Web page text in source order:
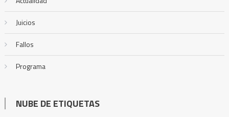
Juicios
Fallos
Programa
NUBE DE ETIQUETAS